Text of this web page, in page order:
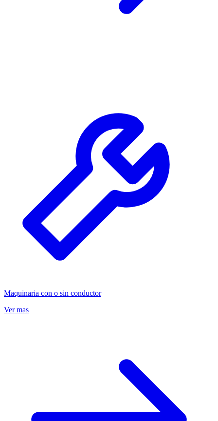
Maquinaria con o sin conductor
Ver mas